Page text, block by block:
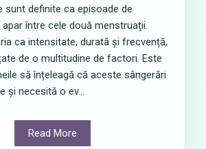
sunt definite ca episoade de
între cele două menstruații.
ca intensitate, durată și frecvență,
de o multitudine de factori. Este
să înțeleagă că aceste sângerări
și necesită o ev...
Read More